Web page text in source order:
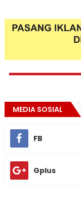
MEDIA SOSIAL
FB
Gplus